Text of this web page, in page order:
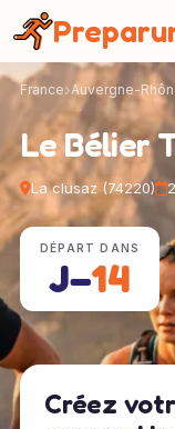
France Auvergne-
Le Bélier
La clusaz (74220)
DÉPART DANS
J−14
Créez
Panneau de gestion